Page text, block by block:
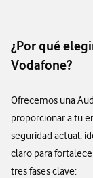
¿Por qué
Vodafone?
Ofrecemos una
proporcionar a tu
seguridad actual,
claro para
tres fases clave: